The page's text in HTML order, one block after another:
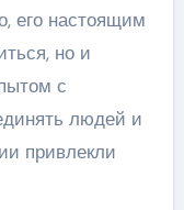
его настоящим
но и
с
людей и
привлекли